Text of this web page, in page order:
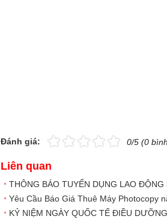
Đánh giá: 0/5 (0
Liên quan
THÔNG BÁO TUYỂN DỤNG LAO
Yêu Cầu Báo Giá Thuê Máy Photocopy
KỶ NIỆM NGÀY QUỐC TẾ ĐIỀU